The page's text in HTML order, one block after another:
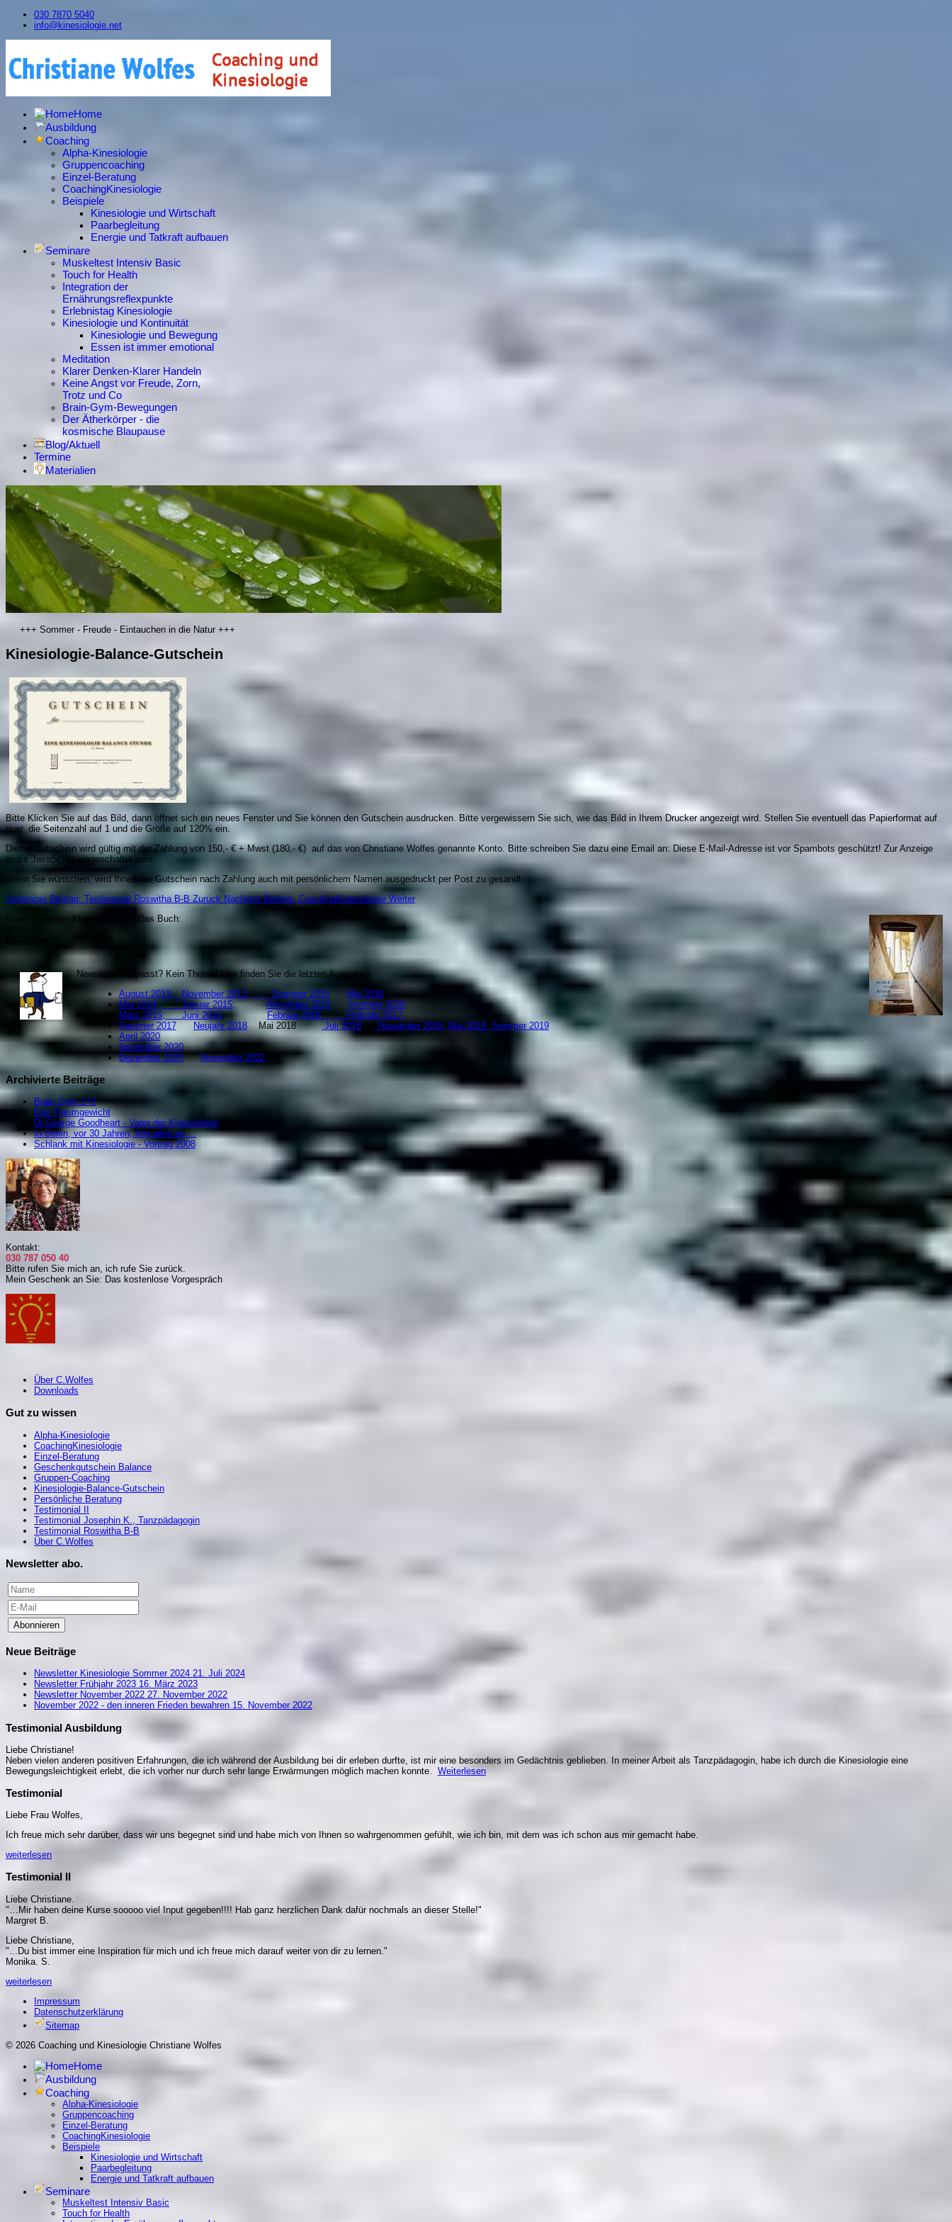
030 7870 5040
info@kinesiologie.net
Home
Ausbildung
Coaching
Alpha-Kinesiologie
Gruppencoaching
Einzel-Beratung
CoachingKinesiologie
Beispiele
Kinesiologie und Wirtschaft
Paarbegleitung
Energie und Tatkraft aufbauen
Seminare
Muskeltest Intensiv Basic
Touch for Health
Integration der
Ernährungsreflexpunkte
Erlebnistag Kinesiologie
Kinesiologie und Kontinuität
Kinesiologie und Bewegung
Essen ist immer emotional
Meditation
Klarer Denken-Klarer Handeln
Keine Angst vor Freude, Zorn,
Trotz und Co
Brain-Gym-Bewegungen
Der Ätherkörper - die
kosmische Blaupause
Blog/Aktuell
Termine
Materialien
+++ Sommer - Freude - Eintauchen in die Natur +++
Kinesiologie-Balance-Gutschein
Bitte Klicken Sie auf das Bild, dann öffnet sich ein neues Fenster und Sie können den Gutschein ausdrucken. Bitte vergewissern Sie sich, wie das Bild in Ihrem Drucker angezeigt wird. Stellen Sie eventuell das Papierformat auf
quer, die Seitenzahl auf 1 und die Größe auf 120% ein.
Dieser Gutschein wird gültig mit der Zahlung von 150,- € + Mwst (180,- €) auf das von Christiane Wolfes genannte Konto. Bitte schreiben Sie dazu eine Email an: Diese E-Mail-Adresse ist vor Spambots geschützt! Zur Anzeige
muss JavaScript eingeschaltet sein.
Wenn Sie wünschen, wird Ihnen der Gutschein nach Zahlung auch mit persönlichem Namen ausgedruckt per Post zu gesandt.
Vorheriger Beitrag: Testimonial Roswitha B-B Zurück Nächster Beitrag: CoachingKinesiologieWeiter
Klarer Denken - Klarer Handeln. Das Buch:
Newsletter verpasst? Kein Thema! Hier finden Sie die letzten Ausgaben:
August 2013;November 2013: Sommer 2015
Mai 2016
Mai 2014 ;Januar 2015; November 2015
Sommer 2016
März 2015;Juni 2015;Februar 2016
Frühjahr 2017
Sommer 2017
Neujahr 2018 Mai 2018Juli 2018 November 2018 Mai 2019 Sommer 2019
April 2020
November 2020
Dezember 2020
November 2022
Archivierte Beiträge
Brain Gym 1+2
Das Traumgewicht
Dr.George Goodheart - Vater der Kinesiologie
In Berlin, vor 30 Jahren, fing alles an ...
Schlank mit Kinesiologie - Vortrag 2008
Kontakt:
030 787 050 40
Bitte rufen Sie mich an, ich rufe Sie zurück.
Mein Geschenk an Sie: Das kostenlose Vorgespräch
Über C.Wolfes
Downloads
Gut zu wissen
Alpha-Kinesiologie
CoachingKinesiologie
Einzel-Beratung
Geschenkgutschein Balance
Gruppen-Coaching
Kinesiologie-Balance-Gutschein
Persönliche Beratung
Testimonial II
Testimonial Josephin K., Tanzpädagogin
Testimonial Roswitha B-B
Über C.Wolfes
Newsletter abo.
Abonnieren
Neue Beiträge
Newsletter Kinesiologie Sommer 2024 21. Juli 2024
Newsletter Frühjahr 2023 16. März 2023
Newsletter November 2022 27. November 2022
November 2022 - den inneren Frieden bewahren 15. November 2022
Testimonial Ausbildung
Liebe Christiane!
Neben vielen anderen positiven Erfahrungen, die ich während der Ausbildung bei dir erleben durfte, ist mir eine besonders im Gedächtnis geblieben. In meiner Arbeit als Tanzpädagogin, habe ich durch die Kinesiologie eine
Bewegungsleichtigkeit erlebt, die ich vorher nur durch sehr lange Erwärmungen möglich machen konnte. Weiterlesen
Testimonial
Liebe Frau Wolfes,
Ich freue mich sehr darüber, dass wir uns begegnet sind und habe mich von Ihnen so wahrgenommen gefühlt, wie ich bin, mit dem was ich schon aus mir gemacht habe.
weiterlesen
Testimonial II
Liebe Christiane.
"…Mir haben deine Kurse sooooo viel Input gegeben!!!! Hab ganz herzlichen Dank dafür nochmals an dieser Stelle!"
Margret B.
Liebe Christiane,
"...Du bist immer eine Inspiration für mich und ich freue mich darauf weiter von dir zu lernen."
Monika. S.
weiterlesen
Impressum
Datenschutzerklärung
Sitemap
© 2026 Coaching und Kinesiologie Christiane Wolfes
Home
Ausbildung
Coaching
Alpha-Kinesiologie
Gruppencoaching
Einzel-Beratung
CoachingKinesiologie
Beispiele
Kinesiologie und Wirtschaft
Paarbegleitung
Energie und Tatkraft aufbauen
Seminare
Muskeltest Intensiv Basic
Touch for Health